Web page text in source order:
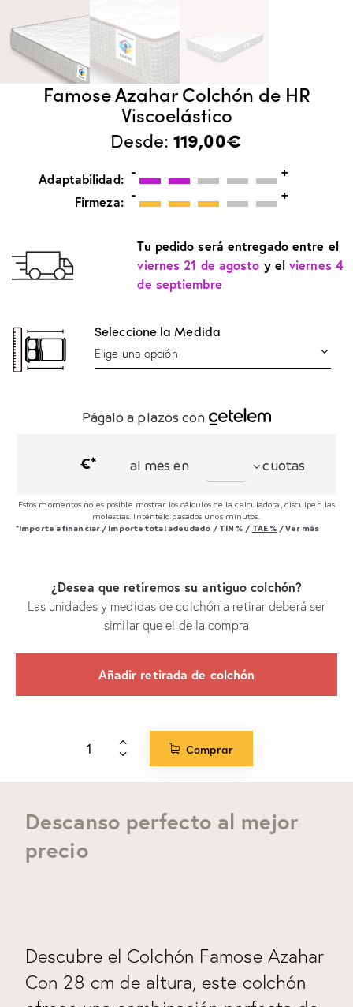
Famose Azahar Colchón de HR
Viscoelástico
Desde:119,00€
Adaptabilidad: -
+
Firmeza: - +
Tu pedido será entregado entre el
viernes 21 de agosto y elviernes 4
de septiembre
Seleccione la Medida
Págalo a plazos con
€* al mes en cuotas
Estos momentos no es posible mostrar los cálculos de la calculadora, disculpen las
molestias. Inténtelo pasados unos minutos.
*Importe a financiar / Importe total adeudado / TIN % / TAE % /Ver más
¿Desea que retiremos su antiguo colchón?
Las unidades y medidas de colchón a retirar deberá ser
similar que el de la compra
Añadir retirada de colchón
Comprar
Descanso perfecto al mejor
precio
Descubre el Colchón Famose Azahar
Con 28 cm de altura, este colchón